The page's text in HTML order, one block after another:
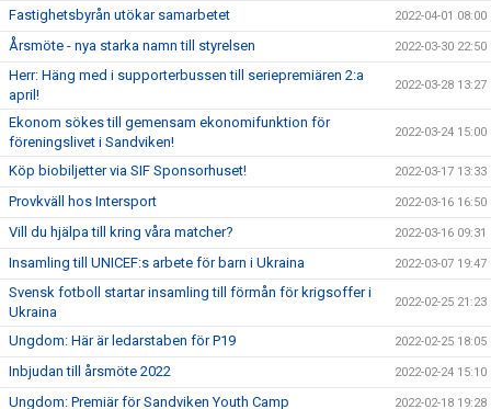
Fastighetsbyrån utökar samarbetet 2022-04-01 08:00
Årsmöte - nya starka namn till styrelsen 2022-03-30 22:50
Herr: Häng med i supporterbussen till seriepremiären 2:a
april!
2022-03-28 13:27
Ekonom sökes till gemensam ekonomifunktion för
föreningslivet i Sandviken!
2022-03-24 15:00
Köp biobiljetter via SIF Sponsorhuset! 2022-03-17 13:33
Provkväll hos Intersport 2022-03-16 16:50
Vill du hjälpa till kring våra matcher? 2022-03-16 09:31
Insamling till UNICEF:s arbete för barn i Ukraina 2022-03-07 19:47
Svensk fotboll startar insamling till förmån för krigsoffer i
Ukraina
2022-02-25 21:23
Ungdom: Här är ledarstaben för P19 2022-02-25 18:05
Inbjudan till årsmöte 2022 2022-02-24 15:10
Ungdom: Premiär för Sandviken Youth Camp 2022-02-18 19:28